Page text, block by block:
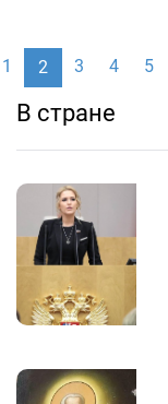
1 2 3 4 5
В стране